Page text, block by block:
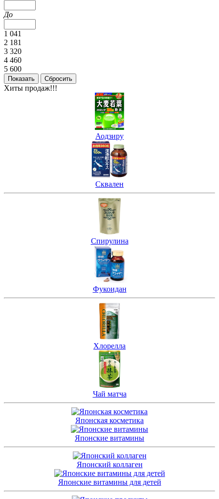
До
1 041
2 181
3 320
4 460
5 600
Хиты продаж!!!
Аодзиру
Сквален
Спирулина
Фукоидан
Хлорелла
Чай матча
Японская косметика
Японские витамины
Японский коллаген
Японские витамины для детей